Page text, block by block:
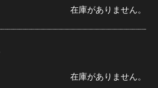
在庫がありません。
在庫がありません。